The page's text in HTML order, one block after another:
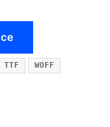
TTF WOFF